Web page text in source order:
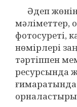
Әдеп
мәліметтер,
фотосуреті,
нөмірлері
тәртіппен
ресурсында
ғимаратында